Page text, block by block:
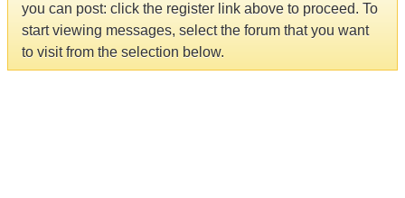
you can post: click the register link above to proceed. To
start viewing messages, select the forum that you want
to visit from the selection below.